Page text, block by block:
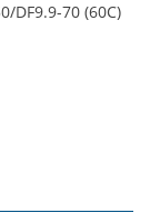
DF9.9-70 (60C)